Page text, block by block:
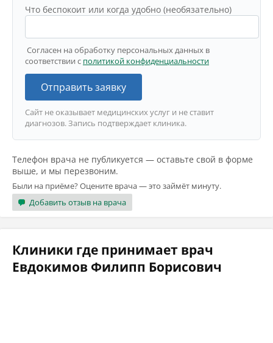
Что беспокоит или когда удобно (необязательно)
Согласен на обработку персональных данных в
соответствии с политикой конфиденциальности
Отправить заявку
Сайт не оказывает медицинских услуг и не ставит
диагнозов. Запись подтверждает клиника.
Телефон врача не публикуется — оставьте свой в форме
выше, и мы перезвоним.
Были на приёме? Оцените врача — это займёт минуту.
Добавить отзыв на врача
Клиники где принимает врач
Евдокимов Филипп Борисович